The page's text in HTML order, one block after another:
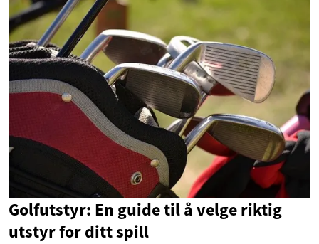
Golfutstyr: En guide til å velge riktig
utstyr for ditt spill